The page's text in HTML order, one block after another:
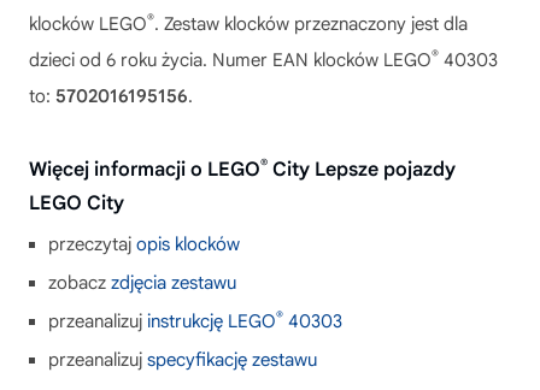
klocków LEGO®. Zestaw klocków przeznaczony jest dla
dzieci od 6 roku życia. Numer EAN klocków LEGO® 40303
to: 5702016195156.
Więcej informacji o LEGO® City Lepsze pojazdy
LEGO City
przeczytaj opis klocków
zobacz zdjęcia zestawu
przeanalizuj instrukcję LEGO® 40303
przeanalizuj specyfikację zestawu